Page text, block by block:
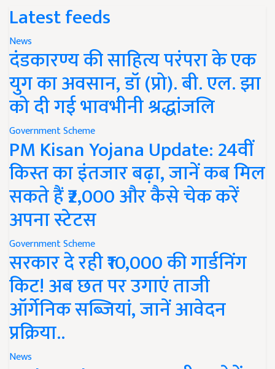
Latest feeds
News
दंडकारण्य की साहित्य परंपरा के एक
युग का अवसान, डॉ (प्रो). बी. एल. झा
को दी गई भावभीनी श्रद्धांजलि
Government Scheme
PM Kisan Yojana Update: 24वीं
किस्त का इंतजार बढ़ा, जानें कब मिल
सकते हैं ₹2,000 और कैसे चेक करें
अपना स्टेटस
Government Scheme
सरकार दे रही ₹10,000 की गार्डनिंग
किट! अब छत पर उगाएं ताजी
ऑर्गेनिक सब्जियां, जानें आवेदन
प्रक्रिया..
News